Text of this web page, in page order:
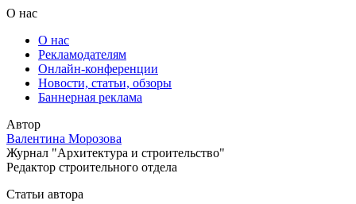
О нас
О нас
Рекламодателям
Онлайн-конференции
Новости, статьи, обзоры
Баннерная реклама
Автор
Валентина Морозова
Журнал "Архитектура и строительство"
Редактор строительного отдела
Статьи автора